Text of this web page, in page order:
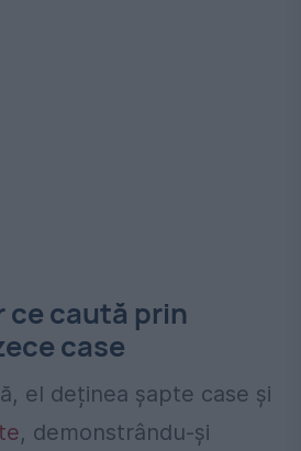
ce caută prin
case
el deținea șapte case și
, demonstrându-și